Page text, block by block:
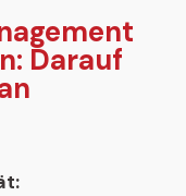
Darauf